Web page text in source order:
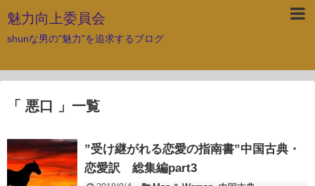
魅力向上委員会
shunな男の"魅力"を追求するブログ
「 悪口 」一覧
”受け継がれる恋愛の指南書”中国古典・
恋愛訳 総集編part3